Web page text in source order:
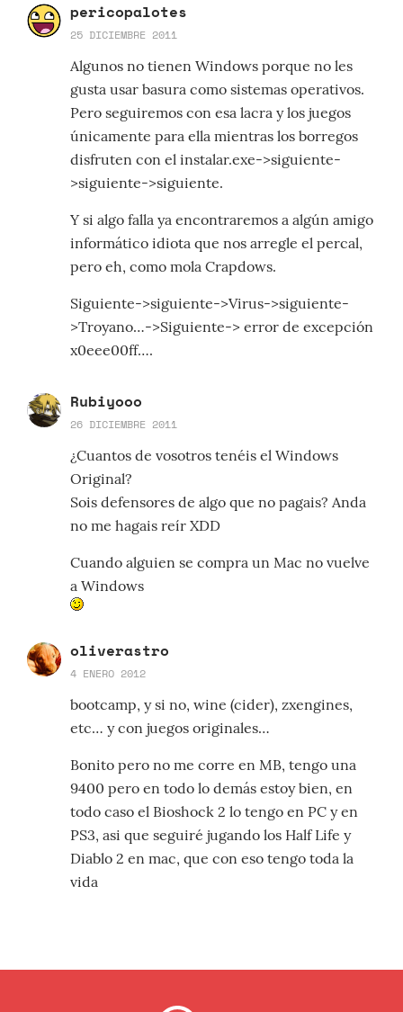
pericopalotes
25 DICIEMBRE 2011
Algunos no tienen Windows porque no les
gusta usar basura como sistemas operativos.
Pero seguiremos con esa lacra y los juegos
únicamente para ella mientras los borregos
disfruten con el instalar.exe->siguiente-
>siguiente->siguiente.
Y si algo falla ya encontraremos a algún amigo
informático idiota que nos arregle el percal,
pero eh, como mola Crapdows.
Siguiente->siguiente->Virus->siguiente-
>Troyano…->Siguiente-> error de excepción
x0eee00ff….
Rubiyooo
26 DICIEMBRE 2011
¿Cuantos de vosotros tenéis el Windows
Original?
Sois defensores de algo que no pagais? Anda
no me hagais reír XDD
Cuando alguien se compra un Mac no vuelve
a Windows
oliverastro
4 ENERO 2012
bootcamp, y si no, wine (cider), zxengines,
etc… y con juegos originales…
Bonito pero no me corre en MB, tengo una
9400 pero en todo lo demás estoy bien, en
todo caso el Bioshock 2 lo tengo en PC y en
PS3, asi que seguiré jugando los Half Life y
Diablo 2 en mac, que con eso tengo toda la
vida